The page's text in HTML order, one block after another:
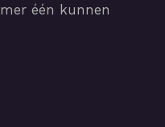
één kunnen